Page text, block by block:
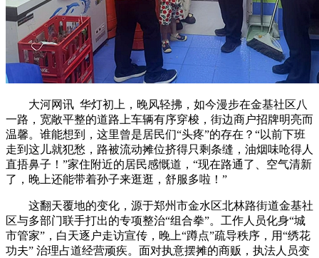
大河网讯 华灯初上，晚风轻拂，如今漫步在金基社区八
一路，宽敞平整的道路上车辆有序穿梭，街边商户招牌明亮而
温馨。谁能想到，这里曾是居民们“头疼”的存在？“以前下班
走到这儿就犯愁，路被流动摊位挤得只剩条缝，油烟味呛得人
直捂鼻子！”家住附近的居民感慨道，“现在路通了、空气清新
了，晚上还能带着孙子来逛逛，舒服多啦！”
这翻天覆地的变化，源于郑州市金水区北林路街道金基社
区与多部门联手打出的专项整治“组合拳”。工作人员化身“城
市管家”，白天逐户走访宣传，晚上“蹲点”疏导秩序，用“绣花
功夫” 治理占道经营顽疾。面对执意摆摊的商贩，执法人员变